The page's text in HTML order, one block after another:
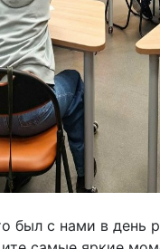
был с нами в день